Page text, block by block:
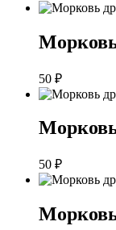
50 ₽
50 ₽